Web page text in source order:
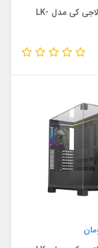
کیس کامپیوتر لاجی کی مدل LK-